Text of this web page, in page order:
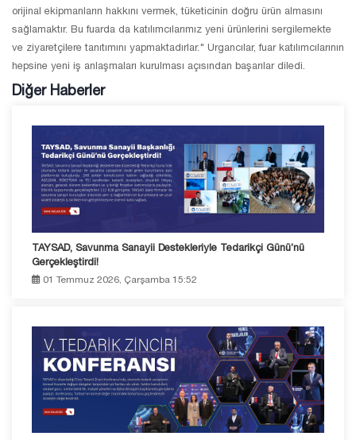
orijinal ekipmanların hakkını vermek, tüketicinin doğru ürün almasını
sağlamaktır. Bu fuarda da katılımcılarımız yeni ürünlerini sergilemekte
ve ziyaretçilere tanıtımını yapmaktadırlar." Urgancılar, fuar katılımcılarının
hepsine yeni iş anlaşmaları kurulması açısından başarılar diledi.
Diğer Haberler
TAYSAD, Savunma Sanayii Destekleriyle Tedarikçi Günü’nü
Gerçekleştirdi!
01 Temmuz 2026, Çarşamba 15:52